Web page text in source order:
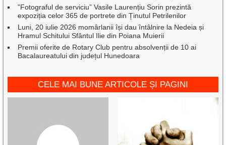
”Fotograful de serviciu” Vasile Laurențiu Sorin prezintă
expoziția celor 365 de portrete din Ținutul Petrilenilor
Luni, 20 iulie 2026 momârlanii își dau întâlnire la Nedeia și
Hramul Schitului Sfântul Ilie din Poiana Muierii
Premii oferite de Rotary Club pentru absolvenții de 10 ai
Bacalaureatului din județul Hunedoara
CELE MAI BUNE ARTICOLE ȘI PAGINI